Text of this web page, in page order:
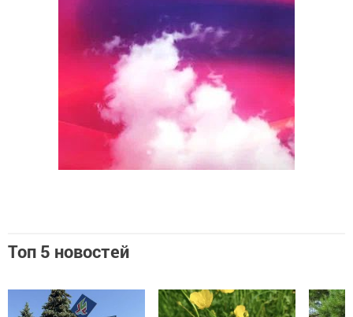
Топ 5 новостей